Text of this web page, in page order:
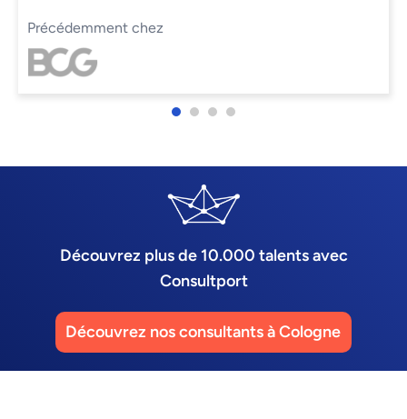
Précédemment chez
Découvrez plus de 10.000 talents avec
Consultport
Découvrez nos consultants à Cologne